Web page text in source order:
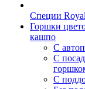
Специи
Горшки
кашпо
С
С
С